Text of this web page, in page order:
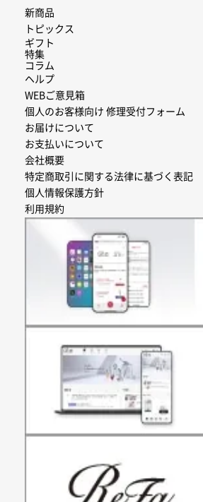
新商品
トピックス
ギフト
特集
コラム
ヘルプ
WEBご意見箱
個人のお客様向け 修理受付フォーム
お届けについて
お支払いについて
会社概要
特定商取引に関する法律に基づく表記
個人情報保護方針
利用規約